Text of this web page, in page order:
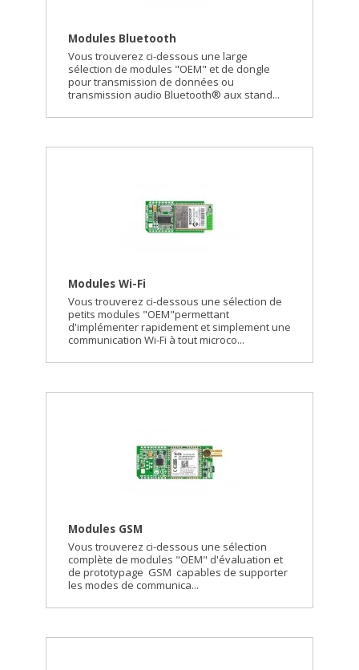
Modules Bluetooth
Vous trouverez ci-dessous une large
sélection de modules "OEM" et de dongle
pour transmission de données ou
transmission audio Bluetooth® aux stand...
Modules Wi-Fi
Vous trouverez ci-dessous une sélection de
petits modules "OEM"permettant
d'implémenter rapidement et simplement une
communication Wi-Fi à tout microco...
Modules GSM
Vous trouverez ci-dessous une sélection
complète de modules "OEM" d'évaluation et
de prototypage GSM capables de supporter
les modes de communica...